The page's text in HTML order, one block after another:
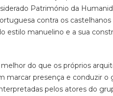
Património da
contra os
estilo manuelino e a sua
do que os próprios
marcar presença e conduzir
pelos atores do